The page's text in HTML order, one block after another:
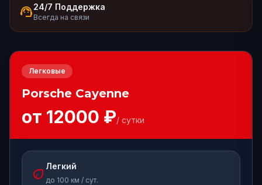
support_agent24/7 Поддержка
Всегда на связи
Легковые
Porsche Cayenne
от 12000 ₽/ сутки
eco Легкий
до 100 км / сут.